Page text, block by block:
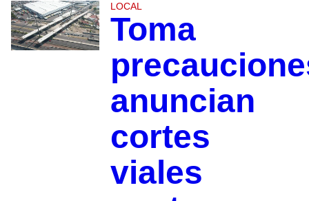
LOCAL
Toma
anuncian
cortes
viales